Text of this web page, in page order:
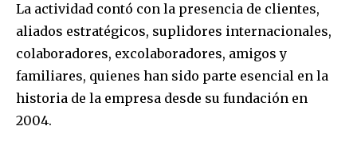
La actividad contó con la presencia de clientes,
aliados estratégicos, suplidores internacionales,
colaboradores, excolaboradores, amigos y
familiares, quienes han sido parte esencial en la
historia de la empresa desde su fundación en
2004.